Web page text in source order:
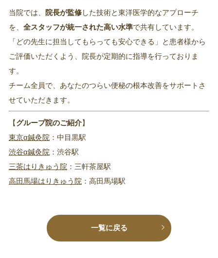
当院では、 院長が監修した技術と東洋医学的なアプローチ
を、 全スタッフが統一された高い水準で共有しています。
「どの先生に担当してもらっても安心できる」と患者様から
ご評価いただくよう、院長が定期的に指導を行っておりま
す。
チーム全員で、あなたのつらい便秘の根本改善をサポートさ
せていただきます。
【グループ院のご紹介】
東京α鍼灸院 ：中目黒駅
渋谷α鍼灸院 ：渋谷駅
三茶はりきゅう院 ：三軒茶屋駅
高田馬場はりきゅう院 ：高田馬場駅
一覧に戻る